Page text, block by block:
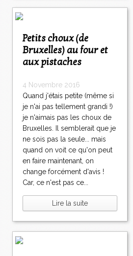
Petits choux (de
Bruxelles) au four et
aux pistaches
4 Novembre 2016
Quand j'étais petite (même si
je n'ai pas tellement grandi !)
je n'aimais pas les choux de
Bruxelles. Il semblerait que je
ne sois pas la seule... mais
quand on voit ce qu'on peut
en faire maintenant, on
change forcément d'avis !
Car, ce n'est pas ce...
Lire la suite